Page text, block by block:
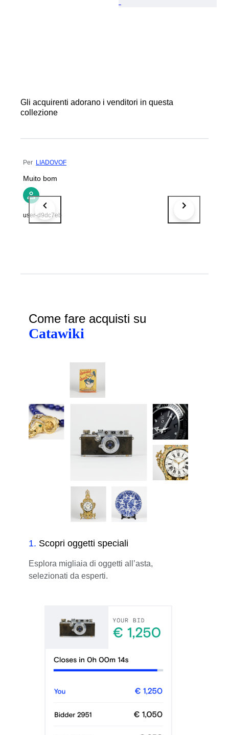
Gli acquirenti adorano i venditori in questa
collezione
Per LIADOVOF
Muito bom
user-d9dc7eb
Come fare acquisti su
Catawiki
1. Scopri oggetti speciali
Esplora migliaia di oggetti all’asta,
selezionati da esperti.